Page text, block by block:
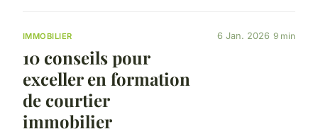
IMMOBILIER
10 conseils pour
exceller en formation
de courtier
immobilier
6 Jan. 2026 9 min